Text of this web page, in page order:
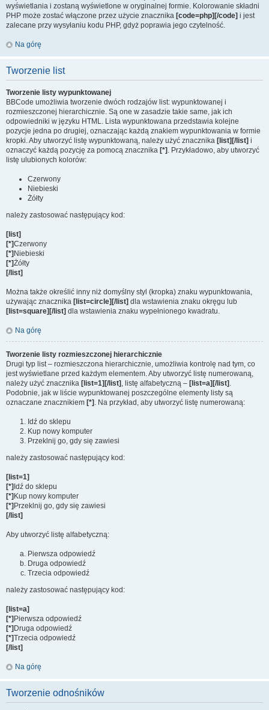
wyświetlania i zostaną wyświetlone w oryginalnej formie. Kolorowanie składni
PHP może zostać włączone przez użycie znacznika [code=php][/code] i jest
zalecane przy wysyłaniu kodu PHP, gdyż poprawia jego czytelność.
Na górę
Tworzenie list
Tworzenie listy wypunktowanej
BBCode umożliwia tworzenie dwóch rodzajów list: wypunktowanej i
rozmieszczonej hierarchicznie. Są one w zasadzie takie same, jak ich
odpowiedniki w języku HTML. Lista wypunktowana przedstawia kolejne
pozycje jedna po drugiej, oznaczając każdą znakiem wypunktowania w formie
kropki. Aby utworzyć listę wypunktowaną, należy użyć znacznika [list][/list] i
oznaczyć każdą pozycję za pomocą znacznika [*] . Przykładowo, aby utworzyć
listę ulubionych kolorów:
Czerwony
Niebieski
Żółty
należy zastosować następujący kod:
[list]
[*]Czerwony
[*] Niebieski
[*]Żółty
[/list]
Można także określić inny niż domyślny styl (kropka) znaku wypunktowania,
używając znacznika [list=circle][/list] dla wstawienia znaku okręgu lub
[list=square][/list] dla wstawienia znaku wypełnionego kwadratu.
Na górę
Tworzenie listy rozmieszczonej hierarchicznie
Drugi typ list – rozmieszczona hierarchicznie, umożliwia kontrolę nad tym, co
jest wyświetlane przed każdym elementem. Aby utworzyć listę numerowaną,
należy użyć znacznika [list=1][/list] , listę alfabetyczną – [list=a][/list] .
Podobnie, jak w liście wypunktowanej poszczególne elementy listy są
oznaczane znacznikiem [*] . Na przykład, aby utworzyć listę numerowaną:
Idź do sklepu
Kup nowy komputer
Przeklnij go, gdy się zawiesi
należy zastosować następujący kod:
[list=1]
[*] Idź do sklepu
[*] Kup nowy komputer
[*] Przeklnij go, gdy się zawiesi
[/list]
Aby utworzyć listę alfabetyczną:
Pierwsza odpowiedź
Druga odpowiedź
Trzecia odpowiedź
należy zastosować następujący kod:
[list=a]
[*] Pierwsza odpowiedź
[*] Druga odpowiedź
[*]Trzecia odpowiedź
[/list]
Na górę
Tworzenie odnośników